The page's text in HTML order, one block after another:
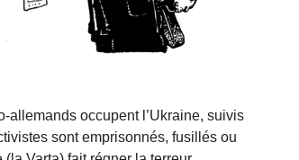
allemands occupent l’Ukraine, suivis
sont emprisonnés, fusillés ou